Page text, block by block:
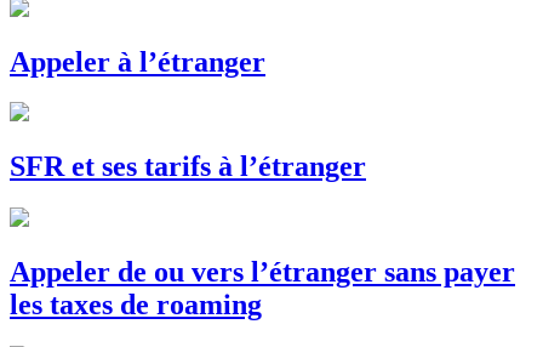
Appeler à l’étranger
SFR et ses tarifs à l’étranger
Appeler de ou vers l’étranger sans payer
les taxes de roaming